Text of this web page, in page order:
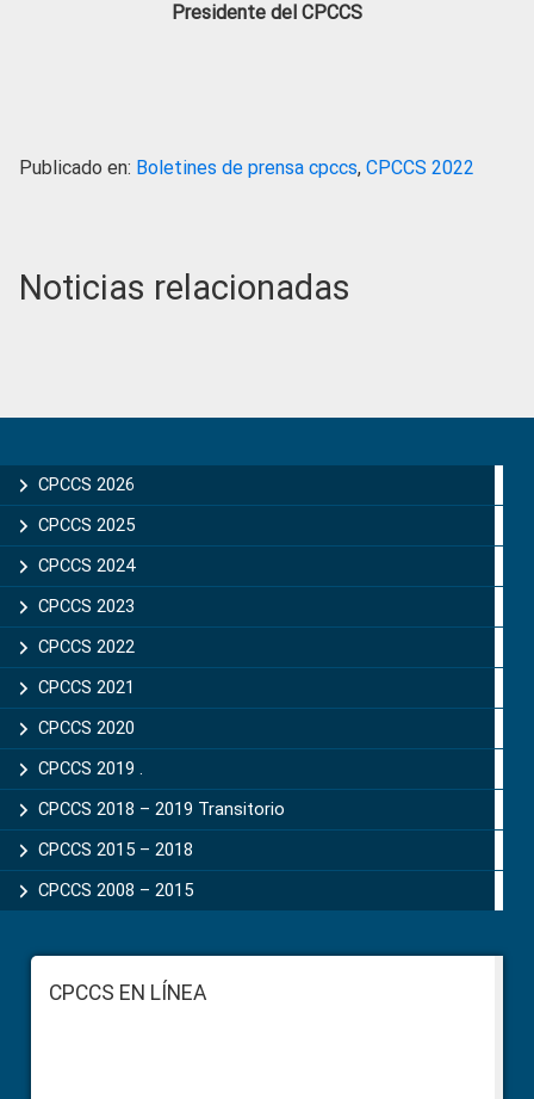
Presidente del CPCCS
Publicado en: Boletines de prensa cpccs, CPCCS 2022
Noticias relacionadas
Sidebar
CPCCS 2026
CPCCS 2025
CPCCS 2024
CPCCS 2023
CPCCS 2022
CPCCS 2021
CPCCS 2020
CPCCS 2019 .
CPCCS 2018 – 2019 Transitorio
CPCCS 2015 – 2018
CPCCS 2008 – 2015
FooterCPCCS EN LÍNEA